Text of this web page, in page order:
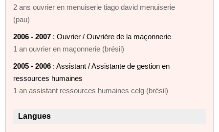
2 ans ouvrier en menuiserie tiago david menuiserie
(pau)
2006 - 2007 : Ouvrier / Ouvrière de la maçonnerie
1 an ouvrier en maçonnerie (brésil)
2005 - 2006 : Assistant / Assistante de gestion en
ressources humaines
1 an assistant ressources humaines celg (brésil)
Langues